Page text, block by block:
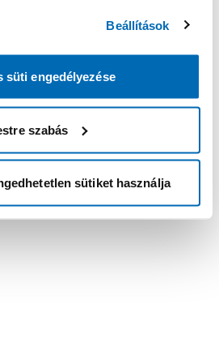
Beállítások
süti engedélyezése
szabás
sütiket használja